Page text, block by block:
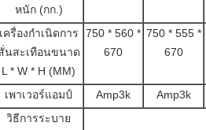
หนัก (กก.)
เครื่องกำเนิดการ
นสะเทือนขนาด
L * W * H (MM)
750 * 560 *
670
750 * 555 *
670
เพาเวอร์แอมป์ Amp3k Amp3k
วิธีการระบาย